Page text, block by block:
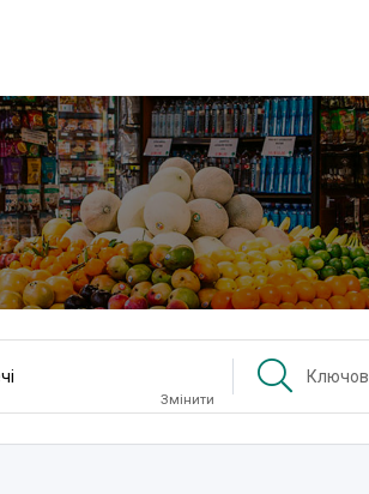
Змінити